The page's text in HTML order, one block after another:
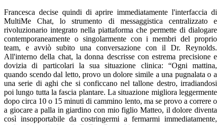
Francesca decise quindi di aprire immediatamente l'interfaccia di
MultiMe Chat, lo strumento di messaggistica centralizzato e
rivoluzionario integrato nella piattaforma che permette di dialogare
contemporaneamente o singolarmente con i membri del proprio
team, e avviò subito una conversazione con il Dr. Reynolds.
All'interno della chat, la donna descrisse con estrema precisione e
dovizia di particolari la sua situazione clinica: “Ogni mattina,
quando scendo dal letto, provo un dolore simile a una pugnalata o a
una serie di aghi che si conficcano nel tallone destro, irradiandosi
poi lungo tutta la fascia plantare. La situazione migliora leggermente
dopo circa 10 o 15 minuti di cammino lento, ma se provo a correre o
a giocare a palla in giardino con mio figlio Matteo, il dolore diventa
così insopportabile da costringermi a fermarmi immediatamente,